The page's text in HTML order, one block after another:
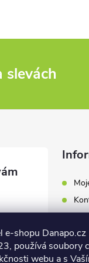
e-shopu Danapo.cz
používá soubory
webu a s
slevách